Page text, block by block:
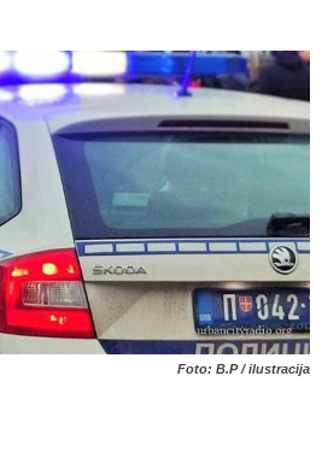
Foto: B.P / ilustracija